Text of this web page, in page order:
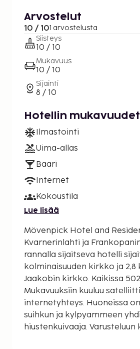
Arvostelut
10 / 101 arvostelusta
Siisteys
10 / 10
Mukavuus
10 / 10
Sijainti
8 / 10
Hotellin mukavuudet
Ilmastointi
Uima-allas
Baari
Internet
Kokoustila
Lue lisää
Mövenpick Hotel and
Kvarnerinlahti ja Frankopanin
rannalla sijaitseva hotelli
kolminaisuuden kirkko ja
Jaakobin kirkko. Kaikissa
Mukavuuksiin kuuluu
internetyhteys. Huoneissa
suihkun ja kylpyammeen
hiustenkuivaaja.